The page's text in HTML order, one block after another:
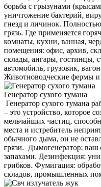
борьба с грызунами
уничтожение бактерий,
гнезд и личинок.
грязь. Где применяется
комнаты, кухни, ванная,
помещения: офис, архив,
склады, ангары, гостинцы,
автомобиль, грузовик,
Животноводческие фермы
Генератор сухого тумана
Генератор сухого тумана
– это устройство, которое
мельчайших частиц,
места и истребитель
обычного дыма, он не
грязи. Дымогенератор: ваш
запахами. Дезинфекция:
грибков. Фумигация:
складов, промышленных